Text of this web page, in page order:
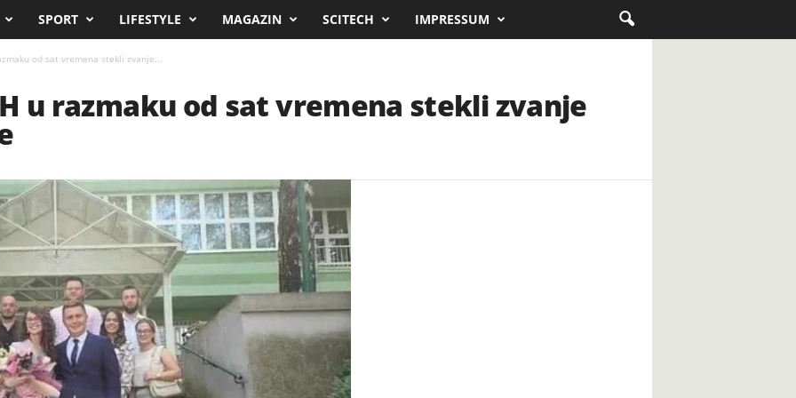
SPORT LIFESTYLE MAGAZIN SCITECH IMPRESSUM
od sat vremena stekli zvanje...
u razmaku od sat vremena stekli zvanje